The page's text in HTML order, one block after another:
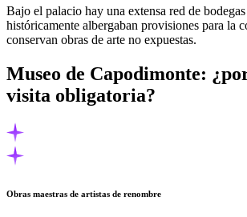
Bajo el palacio hay una extensa red de
históricamente albergaban provisiones para la
conservan obras de arte no expuestas.
Museo de Capodimonte:
visita obligatoria?
Obras maestras de artistas de renombre